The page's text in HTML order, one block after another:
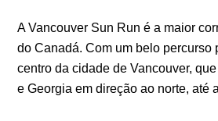
A Vancouver Sun Run é a maior
do Canadá. Com um belo percurso
centro da cidade de Vancouver,
e Georgia em direção ao norte, até